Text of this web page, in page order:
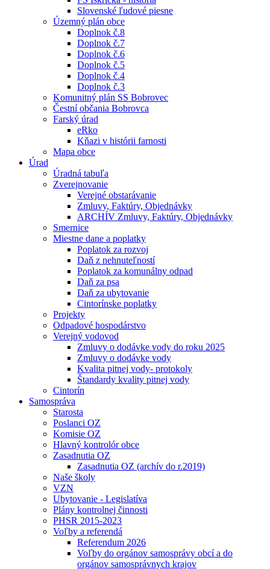
Slovenské ľudové piesne
Územný plán obce
Doplnok č.8
Doplnok č.7
Doplnok č.6
Doplnok č.5
Doplnok č.4
Doplnok č.3
Komunitný plán SS Bobrovec
Čestní občania Bobrovca
Farský úrad
eRko
Kňazi v histórii farnosti
Mapa obce
Úrad
Úradná tabuľa
Zverejnovanie
Verejné obstarávanie
Zmluvy, Faktúry, Objednávky
ARCHÍV Zmluvy, Faktúry, Objednávky
Smernice
Miestne dane a poplatky
Poplatok za rozvoj
Daň z nehnuteľností
Poplatok za komunálny odpad
Daň za psa
Daň za ubytovanie
Cintorínske poplatky
Projekty
Odpadové hospodárstvo
Verejný vodovod
Zmluvy o dodávke vody do roku 2025
Zmluvy o dodávke vody
Kvalita pitnej vody- protokoly
Štandardy kvality pitnej vody
Cintorín
Samospráva
Starosta
Poslanci OZ
Komisie OZ
Hlavný kontrolór obce
Zasadnutia OZ
Zasadnutia OZ (archív do r.2019)
Naše školy
VZN
Ubytovanie - Legislatíva
Plány kontrolnej činnosti
PHSR 2015-2023
Voľby a referendá
Referendum 2026
Voľby do orgánov samosprávy obcí a do
orgánov samosprávnych krajov